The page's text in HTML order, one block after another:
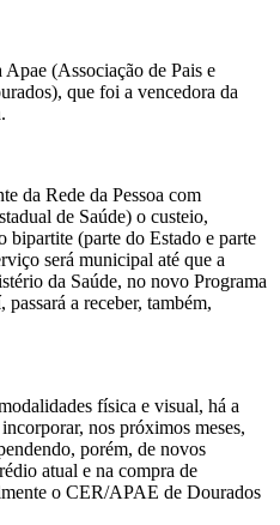
(Associação de Pais e
que foi a vencedora da
da Rede da Pessoa com
de Saúde) o custeio,
bipartite (parte do Estado e parte
será municipal até que a
da Saúde, no novo Programa
a receber, também,
física e visual, há a
nos próximos meses,
porém, de novos
atual e na compra de
o CER/APAE de Dourados